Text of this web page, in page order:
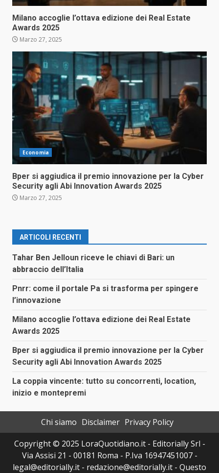
Milano accoglie l’ottava edizione dei Real Estate
Awards 2025
Marzo 27, 2025
Economia
Bper si aggiudica il premio innovazione per la Cyber
Security agli Abi Innovation Awards 2025
Marzo 27, 2025
ARTICOLI RECENTI
Tahar Ben Jelloun riceve le chiavi di Bari: un
abbraccio dell’Italia
Pnrr: come il portale Pa si trasforma per spingere
l’innovazione
Milano accoglie l’ottava edizione dei Real Estate
Awards 2025
Bper si aggiudica il premio innovazione per la Cyber
Security agli Abi Innovation Awards 2025
La coppia vincente: tutto su concorrenti, location,
inizio e montepremi
Chi siamo Disclaimer Privacy Policy
Copyright © 2025 LoraQuotidiano.it - Editorially Srl -
Via Assisi 21 - 00181 Roma - P.Iva 16947451007 -
legal@editorially.it - redazione@editorially.it - Questo